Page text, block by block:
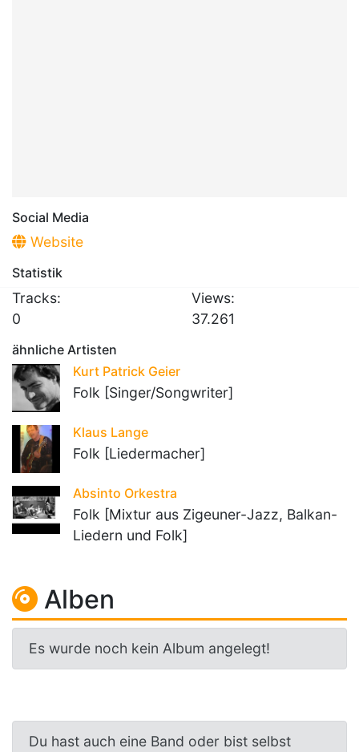
Social Media
Website
Statistik
Tracks:
0
Views:
37.261
ähnliche Artisten
Kurt Patrick Geier
Folk [Singer/Songwriter]
Klaus Lange
Folk [Liedermacher]
Absinto Orkestra
Folk [Mixtur aus Zigeuner-Jazz, Balkan-
Liedern und Folk]
Alben
Es wurde noch kein Album angelegt!
Du hast auch eine Band oder bist selbst